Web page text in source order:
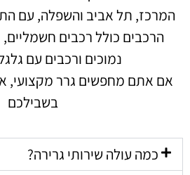
המרכז, תל אביב והשפלה, עם
הרכבים כולל רכבים חשמליים,
נמוכים ורכבים עם
אם אתם מחפשים גרר מקצועי,
בשבילכם
כמה עולה שירותי גרירה?